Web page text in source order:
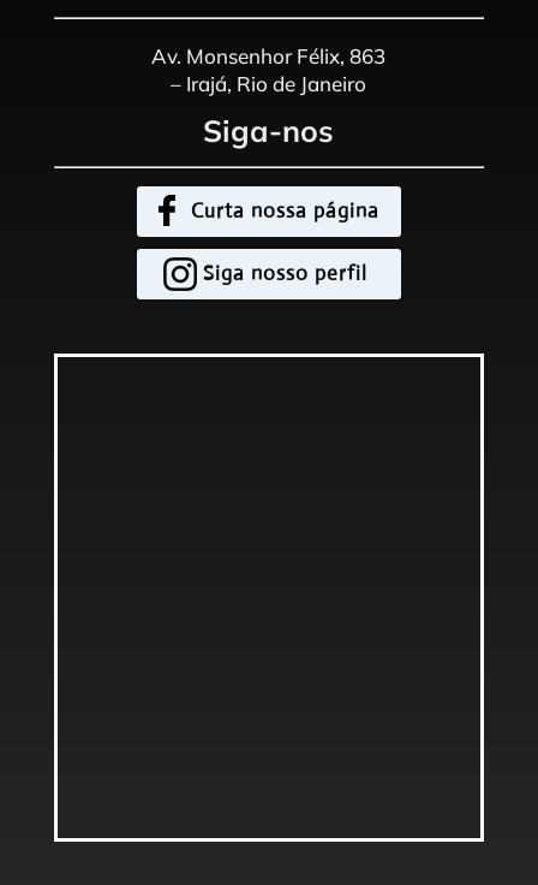
Av. Monsenhor Félix, 863
– Irajá, Rio de Janeiro
Siga-nos
Curta nossa página
Siga nosso perfil